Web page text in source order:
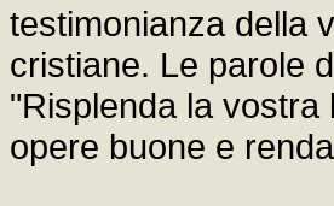
testimonianza della
cristiane. Le parole
"Risplenda la
opere buone e